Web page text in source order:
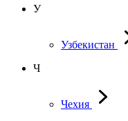
У
Узбекистан
Ч
Чехия